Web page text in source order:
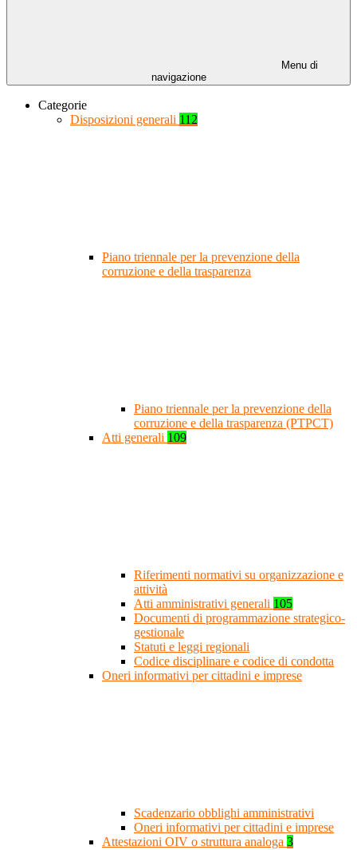
Menu di
navigazione
Categorie
Disposizioni generali 112
Piano triennale per la prevenzione della
corruzione e della trasparenza
Piano triennale per la prevenzione della
corruzione e della trasparenza (PTPCT)
Atti generali 109
Riferimenti normativi su organizzazione e
attività
Atti amministrativi generali 105
Documenti di programmazione strategico-
gestionale
Statuti e leggi regionali
Codice disciplinare e codice di condotta
Oneri informativi per cittadini e imprese
Scadenzario obblighi amministrativi
Oneri informativi per cittadini e imprese
Attestazioni OIV o struttura analoga 3